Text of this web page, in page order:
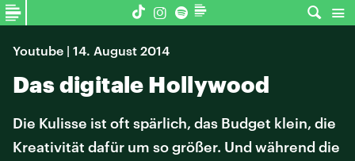
Youtube | 14. August 2014
Das digitale Hollywood
Die Kulisse ist oft spärlich, das Budget klein, die
Kreativität dafür um so größer. Und während die